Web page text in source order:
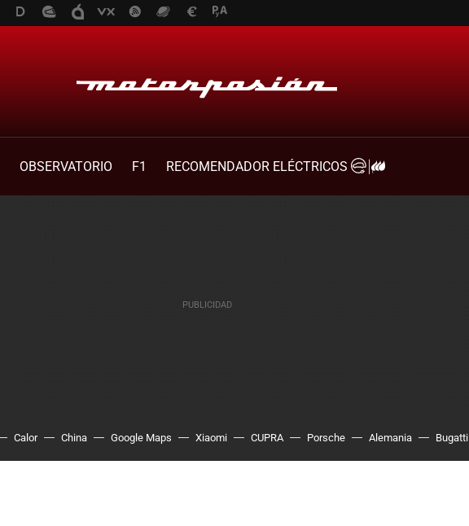
OBSERVATORIO F1
RECOMENDADOR ELÉCTRICOS
Calor China Google Maps Xiaomi CUPRA Porsche Alemania Bugatti